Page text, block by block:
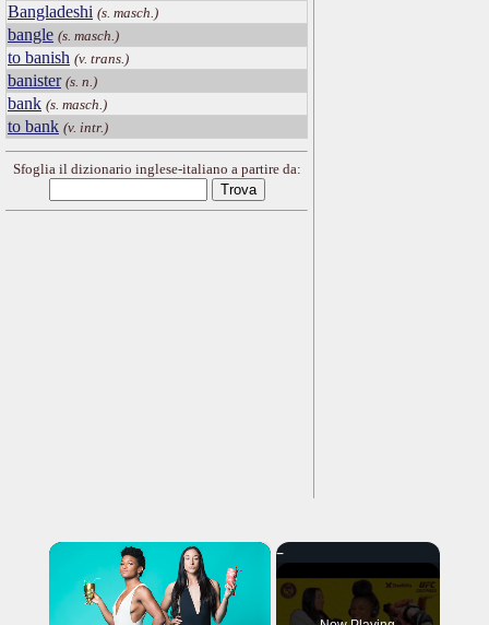
Bangladeshi (s. masch.)
bangle (s. masch.)
to banish (v. trans.)
banister (s. n.)
bank (s. masch.)
to bank (v. intr.)
Sfoglia il dizionario inglese-italiano a partire da:
×